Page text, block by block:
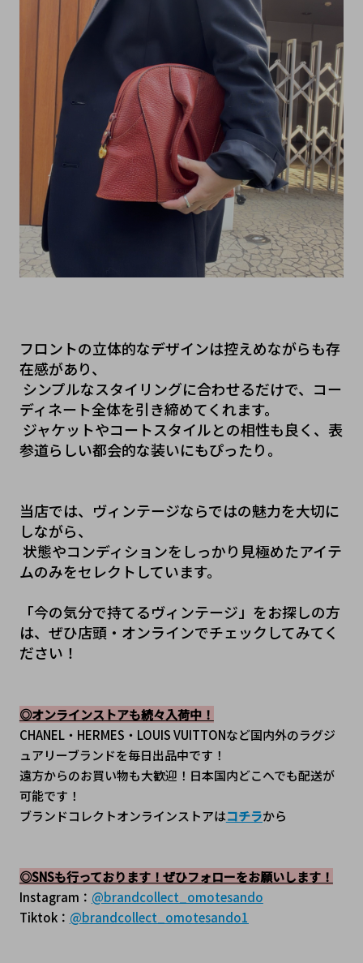
フロントの立体的なデザインは控えめながらも存
在感があり、
ディネート全体を引き締めてくれます。
参道らしい都会的な装いにもぴったり。
当店では、ヴィンテージならではの魅力を大切に
しながら、
ムのみをセレクトしています。
「今の気分で持てるヴィンテージ」をお探しの方
は、ぜひ店頭・オンラインでチェックしてみてく
ださい！
◎オンラインストアも続々入荷中！
CHANEL・HERMES・LOUIS VUITTONなど国内外のラグジ
ュアリーブランドを毎日出品中です！
遠方からのお買い物も大歓迎！日本国内どこへでも配送が
可能です！
ブランドコレクトオンラインストアはコチラから
◎SNSも行っております！ぜひフォローをお願いします！
Instagram： @brandcollect_omotesando
Tiktok： @brandcollect_omotesando1